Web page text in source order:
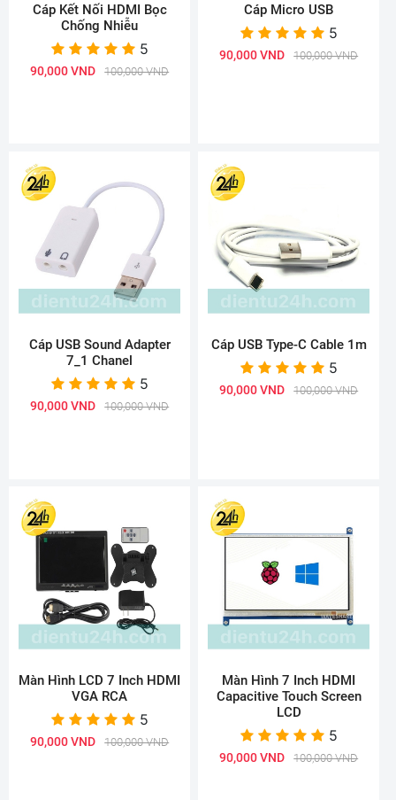
Cáp Kết Nối HDMI Bọc
Chống Nhiễu
5
90,000 VND 100,000 VND
Cáp Micro USB
5
90,000 VND 100,000 VND
Cáp USB Sound Adapter
7_1 Chanel
5
90,000 VND 100,000 VND
Cáp USB Type-C Cable 1m
5
90,000 VND 100,000 VND
Màn Hình LCD 7 Inch HDMI
VGA RCA
5
90,000 VND 100,000 VND
Màn Hình 7 Inch HDMI
Capacitive Touch Screen
LCD
5
90,000 VND 100,000 VND